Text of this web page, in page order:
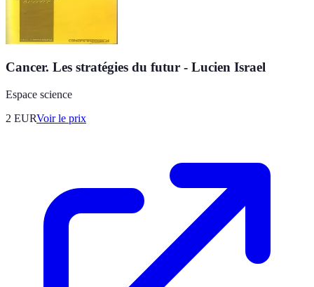
Cancer. Les stratégies du futur - Lucien Israel
Espace science
2 EURVoir le prix